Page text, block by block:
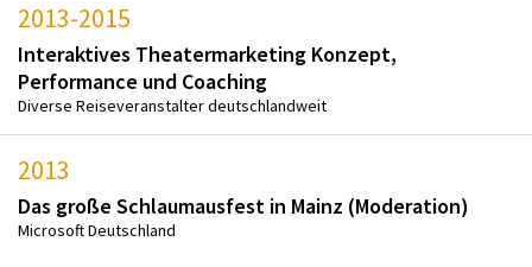
2013-2015
Interaktives Theatermarketing Konzept,
Performance und Coaching
Diverse Reiseveranstalter deutschlandweit
2013
Das große Schlaumausfest in Mainz (Moderation)
Microsoft Deutschland